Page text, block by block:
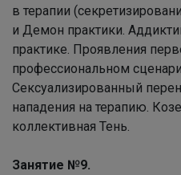
в терапии
и Демон практики.
практике. Проявления
профессиональном
Сексуализированный
нападения на терапию.
коллективная Тень.
Занятие №9.